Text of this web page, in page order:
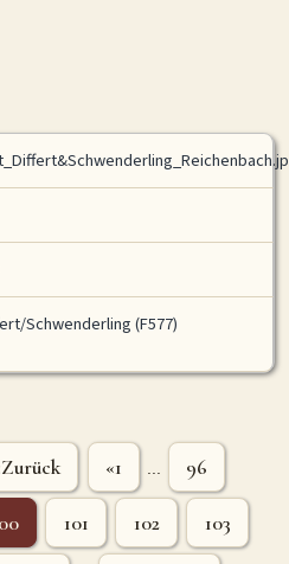
Schwenderling (F577)
«1 96
101 102 103